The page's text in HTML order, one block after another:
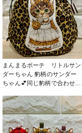
にも使用できるようにしてあ
ります💕 #バッグ・ポーチ
まんまるポーチ リトルサン
ダーちゃん 豹柄のサンダー
ちゃん💕同じ豹柄で合わせた
気です😁 #バッグ・ポーチ #
ソーイング